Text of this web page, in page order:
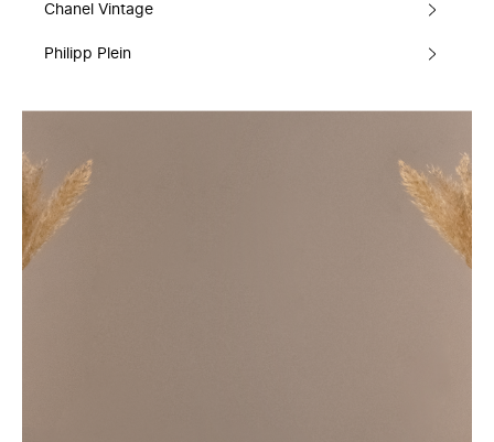
Chanel Vintage
Philipp Plein